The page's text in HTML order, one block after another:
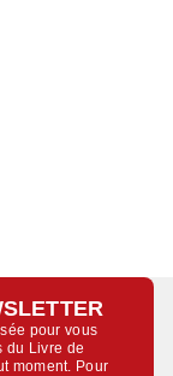
pour vous
du Livre de
moment. Pour